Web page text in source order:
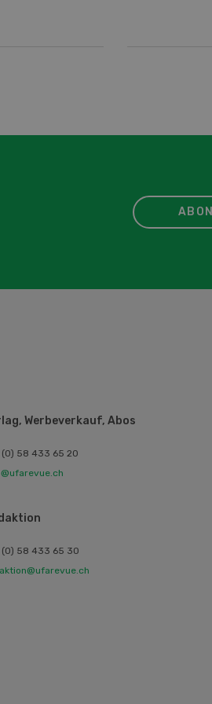
Werbeverkauf, Abos
(0) 58 433 65 20
(0) 58 433 65 30